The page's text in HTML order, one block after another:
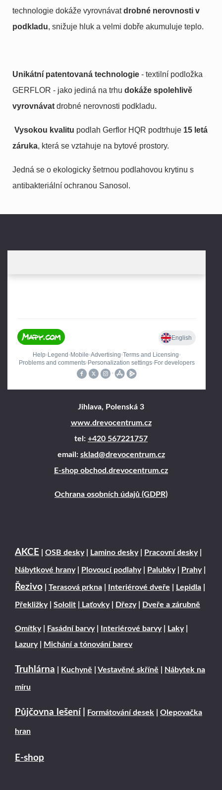
technologie dokáže vyrovnávatdrobné nerovnosti v
podkladu, snižuje hluk a velmi dobře akumuluje teplo.
Unikátní patentovaná technologie - textilní podložka
GERFLOR - jako jediná na trhu dokáže spolehlivě
vyrovnávat drobné nerovnosti podkladu.
Vysokou kvalitu podlah Gerflor HQR podtrhuje 15 letá
záruka, která se vztahuje na bytové prostory.
Jedná se o ekologicky šetrnou podlahovou krytinu s
antibakteriální ochranou Sanosol.
Jihlava, Polenská 3
www.drevocentrum.cz
tel: +420 567221757
email: sklad@drevocentrum.cz
E-shop obchod.drevocentrum.cz
Ochrana osobních údajů (GDPR)
AKCE OSB desky| Lamino desky| Pracovní desky|
Nábytkové hrany| Plovoucí podlahy| Palubky| Prahy|
Řezivo Terasová prkna Interiérové dveře Lepidla
Překližky| Sololit Laťovky| Dřezy| Dveře a zárubně
Omítky| Fasádní barvy| Interiérové barvy| Laky|
Lazury| Michání a tónování barev
Truhlárna Kuchyně Vestavěné skříně Nábytek na
míru
Půjčovna lešení Formátování desek Olepovačka
hran
E-shop